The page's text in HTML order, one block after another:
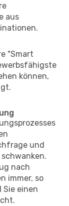
aus
"Smart
können,
und
nach
immer, so
Sie einen